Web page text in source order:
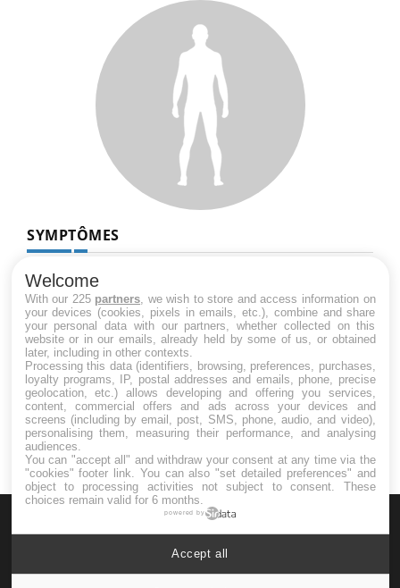
SYMPTÔMES
métatarsalgies à 90 % liées à problème
d’appui
Mauvaise haleine : il faut améliorer
l’hygiène bucco-dentaire
Welcome
With our 225 partners , we wish to store and access information on
your devices (cookies, pixels in emails, etc.), combine and share
your personal data with our partners, whether collected on this
website or in our emails, already held by some of us, or obtained
later, including in other contexts.
Processing this data (identifiers, browsing, preferences, purchases,
loyalty programs, IP, postal addresses and emails, phone, precise
geolocation, etc.) allows developing and offering you services,
content, commercial offers and ads across your devices and
screens (including by email, post, SMS, phone, audio, and video),
personalising them, measuring their performance, and analysing
audiences.
You can "accept all" and withdraw your consent at any time via the
"cookies" footer link . You can also "set detailed preferences" and
object to processing activities not subject to consent. These
choices remain valid for 6 months.
powered by
Accept all